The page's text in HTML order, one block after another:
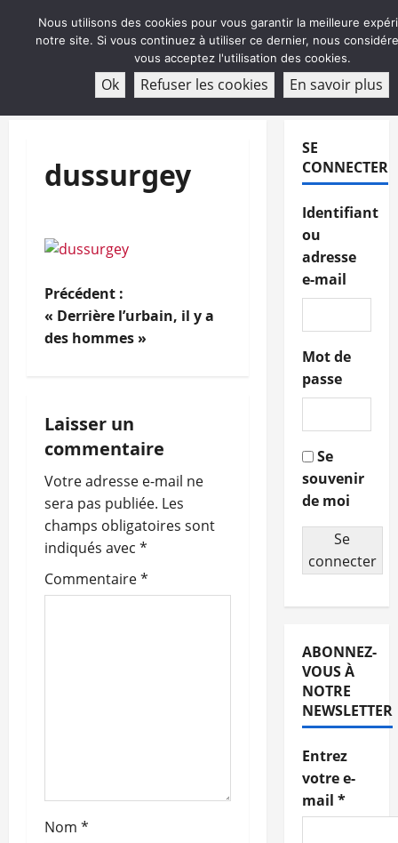
ABONNEMENT
dussurgey
N
a
i
g
a
t
i
o
t
Précédent :
« Derrière l’urbain, il y a
des hommes »
Laisser un
commentaire
Votre adresse e-mail ne
sera pas publiée. Les
champs obligatoires sont
indiqués avec *
Commentaire*
Nom *
SE
CONNECTER
Identifiant
ou
adresse
e-mail
Mot de
passe
Se
souvenir
de moi
Se
connecter
ABONNEZ-
VOUS À
NOTRE
NEWSLETTER
Entrez
votre e-
mail *
Nous utilisons des cookies pour vous garantir la meilleure
notre site. Si vous continuez à utiliser ce dernier, nous
vous acceptez l'utilisation des cookies.
Ok Refuser les cookies En savoir plus